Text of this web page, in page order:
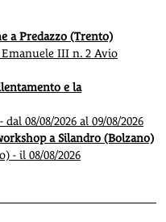
a Predazzo (Trento)
III n. 2 Avio
e la
08/08/2026 al 09/08/2026
a Silandro (Bolzano)
- il 08/08/2026